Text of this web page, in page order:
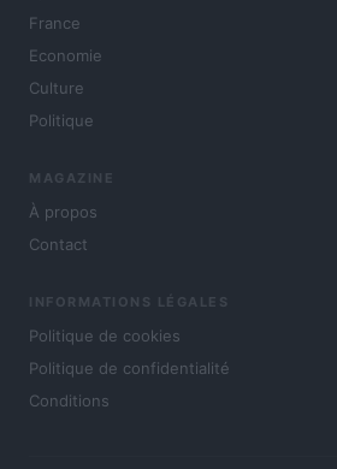
France
Economie
Culture
Politique
MAGAZINE
À propos
Contact
INFORMATIONS LÉGALES
Politique de cookies
Politique de confidentialité
Conditions